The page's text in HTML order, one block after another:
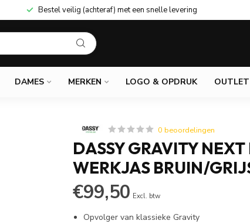
Bestel veilig (achteraf) met een snelle levering
DAMES MERKEN LOGO & OPDRUK OUTLET
0 beoordelingen
DASSY GRAVITY
WERKJAS BRUIN/
€99,50 Excl. btw
Opvolger van klassieke Gravity